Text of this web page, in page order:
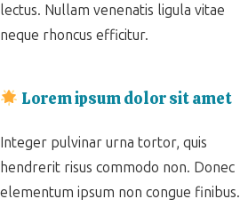
lectus. Nullam venenatis ligula vitae
neque rhoncus efficitur.
Lorem ipsum dolor sit amet
Integer pulvinar urna tortor, quis
hendrerit risus commodo non. Donec
elementum ipsum non congue finibus.